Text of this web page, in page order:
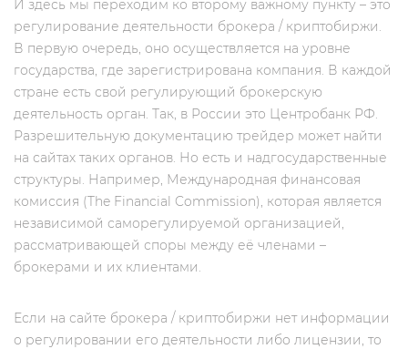
И здесь мы переходим ко второму важному пункту – это
регулирование деятельности брокера / криптобиржи.
В первую очередь, оно осуществляется на уровне
государства, где зарегистрирована компания. В каждой
стране есть свой регулирующий брокерскую
деятельность орган. Так, в России это Центробанк РФ.
Разрешительную документацию трейдер может найти
на сайтах таких органов. Но есть и надгосударственные
структуры. Например, Международная финансовая
комиссия (The Financial Commission), которая является
независимой саморегулируемой организацией,
рассматривающей споры между её членами –
брокерами и их клиентами.
Если на сайте брокера / криптобиржи нет информации
о регулировании его деятельности либо лицензии, то